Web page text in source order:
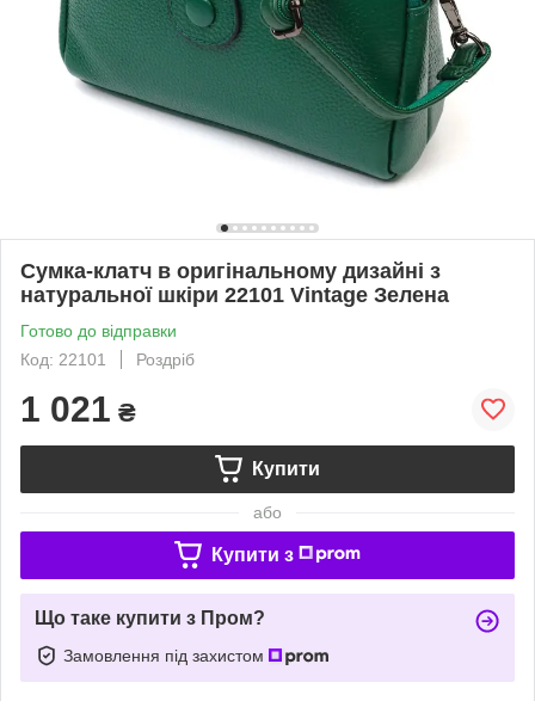
Сумка-клатч в оригінальному дизайні з
натуральної шкіри 22101 Vintage Зелена
Готово до відправки
Код: 22101
Роздріб
1 021 ₴
Купити
або
Купити з
Що таке купити з Пром?
Замовлення під захистом